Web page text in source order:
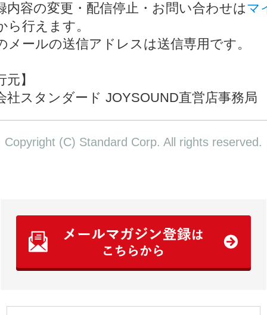
容の変更・配信停止・お問い合わせはマ
ら行えます。
ールの送信アドレスは送信専用です。
】
社スタンダード JOYSOUND直営店事務局
Copyright (C) Standard Corp. All rights reserved.